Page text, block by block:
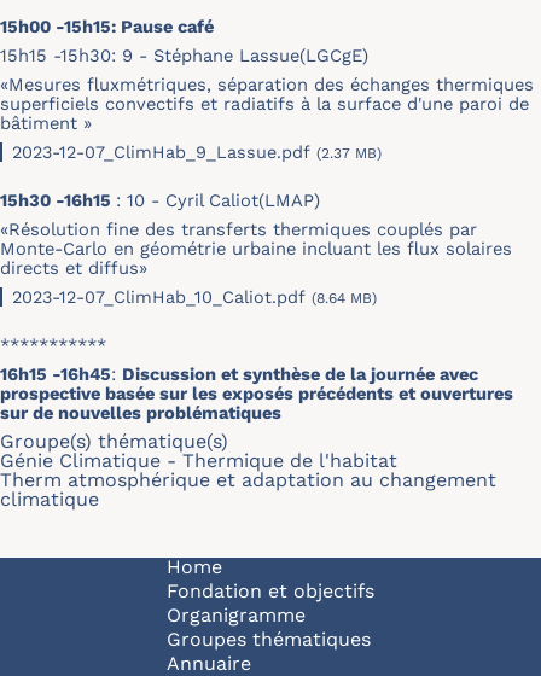
15h00 -15h15: Pause café
15h15 -15h30: 9 - Stéphane Lassue(LGCgE)
«Mesures fluxmétriques, séparation des échanges thermiques
superficiels convectifs et radiatifs à la surface d'une paroi de
bâtiment »
2023-12-07_ClimHab_9_Lassue.pdf (2.37 MB)
15h30 -16h15 : 10 - Cyril Caliot(LMAP)
«Résolution fine des transferts thermiques couplés par
Monte-Carlo en géométrie urbaine incluant les flux solaires
directs et diffus»
2023-12-07_ClimHab_10_Caliot.pdf (8.64 MB)
***********
16h15 -16h45: Discussion et synthèse de la journée avec
prospective basée sur les exposés précédents et ouvertures
sur de nouvelles problématiques
Groupe(s) thématique(s)
Génie Climatique - Thermique de l'habitat
Therm atmosphérique et adaptation au changement
climatique
Navigation principale
Home
Fondation et objectifs
Organigramme
Groupes thématiques
Annuaire